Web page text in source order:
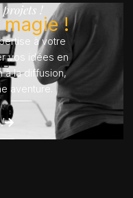
projets !
magie !
à votre
vos idées en
à la diffusion,
aventure.